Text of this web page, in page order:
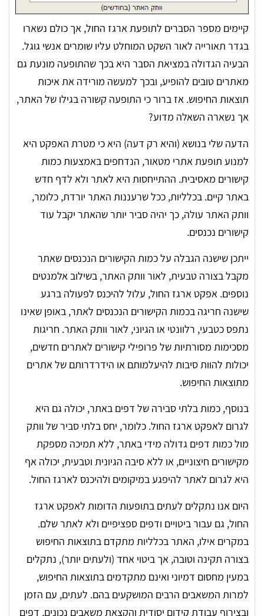
קיימים מספר הסברים לתופעת ארגז החול, אך כולם נשארו
בגדר תאורייה לאור השקט המוחלט עליו שומרים אנשי גוגל.
הבעיה הגדולה במציאת הסבר היא בכך שהתופעה מונעת גם
מאתרים טובים להופיע, ובכך למעשה מורידה את איכות
תוצאות החיפוש. אז ברור כי התופעה קשורה בגילו של האתר,
אך נשארה השאלה מדוע?
הדעה שלי בנושא (והיא רק דעה) היא כי מטרת האפקט היא
למנוע תופעת אתרי מטאור, הנדחפים באמצעות כמות
קישורים מאסיבית. ההתייחסות היא לאתר ולא לדף חדש
באתר קיים. בכלליות, ככל שרעננות האתר יורדת, כלומר,
וותק האתר עולה, כך יהיה סביר יותר שהאתר יקבל עוד
קישורים נכנסים.
ייתכן שישנה הגבלה על כמות הקישורים הנכנסים שאתר
מקבל בצורה טבעית, לאור וותק האתר, בשילוב אלמנטים
נוספים. אפקט ארגז החול, עלול להיכנס לפעולה ברגע
שישנה חריגה בכמות הקישורים הנכנסים לאתר, באופן שאינו
נתפס כטבעי, רלוונטי או הגיוני, לאור וותק האתר. חריגות
מסכימות מסורתיות של פרופילי קישורים לאתרים חדשים,
יכולות להוות סיבות להיעלמותם או הידרדרותם של אתרים
מתוצאות החיפוש.
בנוסף, כמות בלתי סבירה של דפים באתר, יכולה גם היא
לגרום לאפקט ארגז החול. כלומר, יחס בלתי סביר של וותק
מול כמות דפים גדולה מידי באתר, ללא תמיכה מספקת
מקישורים חיצוניים, או ללא סיבה הגיונית וטבעית, יכולה אף
היא לגרום לאתר להיפגע במיקומים ולהיכנס לארגז החול.
היום אנו נתקלים לעתים בתופעות הדומות לאפקט ארגז
החול, גם עבור ביטויים ודפים ספציפיים ולא לאתר שלם.
במקרים אילו, האתר בכלליות מתקדם בתוצאות החיפוש
בצורה תקינה וטובה, אך ביטוי אחד (ולעתים יותר), נתקלים
במעין מחסום דמיוני ואינם מתקדמים בתוצאות החיפוש,
למרות המשאבים הרבים המושקעים בהם. לעתים, עם הזמן
ובצירוף עבודת קידום יסודית והקצאת משאבים נכונים, דפים